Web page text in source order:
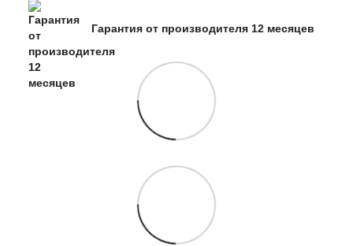
Гарантия от производителя 12 месяцев